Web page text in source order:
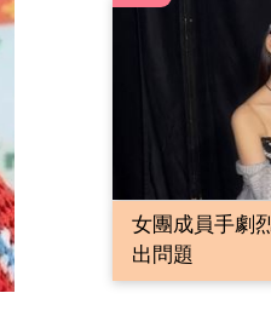
女團成員手劇
出問題